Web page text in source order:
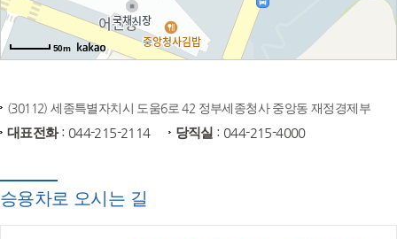
50m
(30112) 세종특별자치시 도움6로 42 정부세종청사 중앙동 재정경제부
대표전화: 044-215-2114 당직실 : 044-215-4000
승용차로 오시는 길